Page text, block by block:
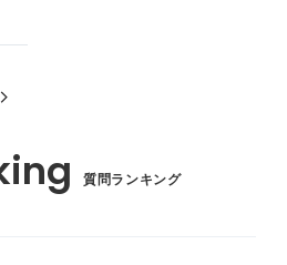
質問ランキング